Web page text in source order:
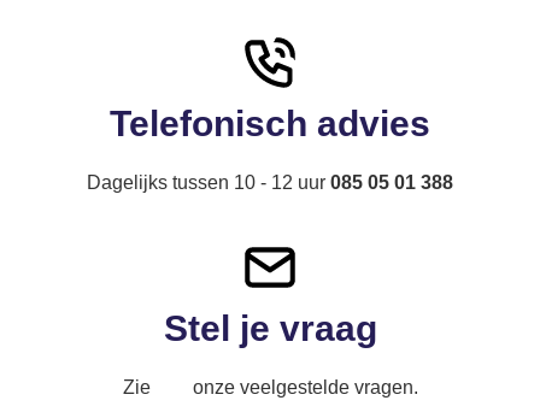
Telefonisch advies
Dagelijks tussen 10 - 12 uur 085 05 01 388
Stel je vraag
Zie onze veelgestelde vragen.